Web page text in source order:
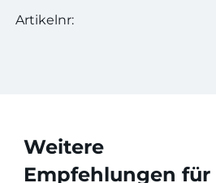
Artikelnr:
Weitere
Empfehlungen für